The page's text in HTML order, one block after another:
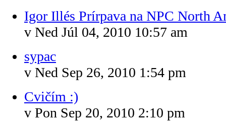
Igor Illés Prírpava na NPC North
v Ned Júl 04, 2010 10:57 am
sypac
v Ned Sep 26, 2010 1:54 pm
Cvičím :)
v Pon Sep 20, 2010 2:10 pm